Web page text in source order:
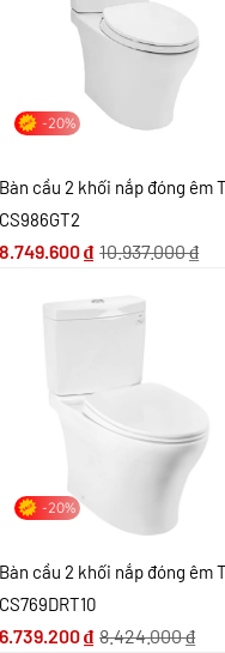
-20%
Bàn cầu 2 khối nắp đóng êm
CS986GT2
8.749.600₫ 10.937.000₫
-20%
Bàn cầu 2 khối nắp đóng êm
CS769DRT10
6.739.200₫ 8.424.000₫